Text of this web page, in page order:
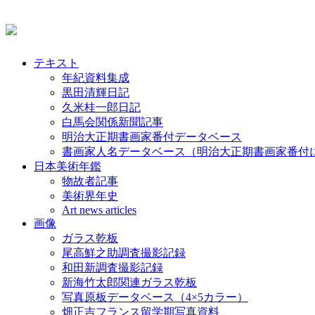
テキスト
年紀資料集成
黒田清輝日記
久米桂一郎日記
白馬会関係新聞記事
明治大正期書画家番付データベース
書画家人名データベース（明治大正期書画家番付
日本美術年鑑
物故者記事
美術界年史
Art news articles
画像
ガラス乾板
尾高鮮之助調査撮影記録
和田新調査撮影記録
新海竹太郎関連ガラス乾板
写真原板データベース（4×5カラー）
畑正吉フランス留学期写真資料